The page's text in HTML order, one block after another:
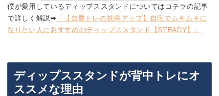
僕が愛用しているディップススタンドについてはコチラの記事
で詳しく解説➡︎ 「【自重トレの効率アップ】自宅でムキムキに
なりたい人におすすめのディップススタンド【STEADY】」
ディップススタンドが背中トレにオ
ススメな理由